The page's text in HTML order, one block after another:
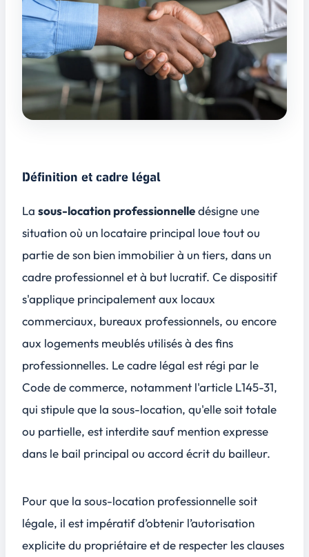
Définition et cadre légal
La sous-location professionnelledésigne une
situation où un locataire principal loue tout ou
partie de son bien immobilier à un tiers, dans un
cadre professionnel et à but lucratif. Ce dispositif
s'applique principalement aux locaux
commerciaux, bureaux professionnels, ou encore
aux logements meublés utilisés à des fins
professionnelles. Le cadre légal est régi par le
Code de commerce, notamment l'article L145-31,
qui stipule que la sous-location, qu'elle soit totale
ou partielle, est interdite sauf mention expresse
dans le bail principal ou accord écrit du bailleur.
Pour que la sous-location professionnelle soit
légale, il est impératif d’obtenir l’autorisation
explicite du propriétaire et de respecter les clauses